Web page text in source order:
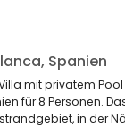
Spanien
mit privatem
für 8 Personen.
in der